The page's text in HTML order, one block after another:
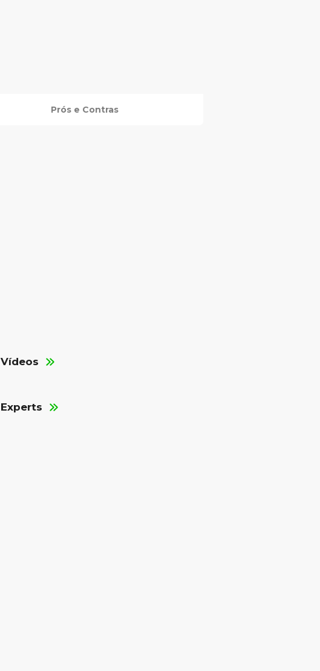
Prós e Contras
Vídeos
Experts